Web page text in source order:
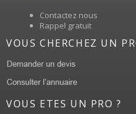
Contactez nous
Rappel gratuit
VOUS CHERCHEZ UN
VOUS ETES UN PRO ?